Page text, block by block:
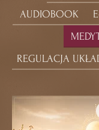
AUDIOBOOK
REGULACJA